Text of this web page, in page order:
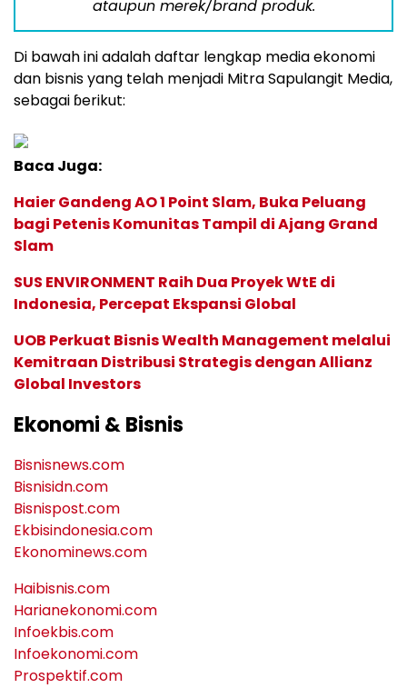
ataupun merek/brand produk.
Di bawah ini adalah daftar lengkap media ekonomi
dan bisnis yang telah menjadi Mitra Sapulangit Media,
sebagai ɓerikut:
Baca Juga:
Haier Gandeng AO 1 Point Slam, Buka Peluang
bagi Petenis Komunitas Tampil di Ajang Grand
Slam
SUS ENVIRONMENT Raih Dua Proyek WtE di
Indonesia, Percepat Ekspansi Global
UOB Perkuat Bisnis Wealth Management melalui
Kemitraan Distribusi Strategis dengan Allianz
Global Investors
Ekonomi & Bisnis
Bisnisnews.com
Bisnisidn.com
Bisnispost.com
Ekbisindonesia.com
Ekonominews.com
Haibisnis.com
Harianekonomi.com
Infoekbis.com
Infoekonomi.com
Prospektif.com